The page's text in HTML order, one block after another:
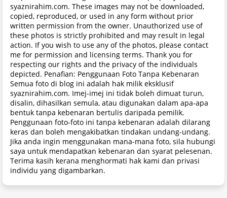
syaznirahim.com. These images may not be downloaded,
copied, reproduced, or used in any form without prior
written permission from the owner. Unauthorized use of
these photos is strictly prohibited and may result in legal
action. If you wish to use any of the photos, please contact
me for permission and licensing terms. Thank you for
respecting our rights and the privacy of the individuals
depicted. Penafian: Penggunaan Foto Tanpa Kebenaran
Semua foto di blog ini adalah hak milik eksklusif
syaznirahim.com. Imej-imej ini tidak boleh dimuat turun,
disalin, dihasilkan semula, atau digunakan dalam apa-apa
bentuk tanpa kebenaran bertulis daripada pemilik.
Penggunaan foto-foto ini tanpa kebenaran adalah dilarang
keras dan boleh mengakibatkan tindakan undang-undang.
Jika anda ingin menggunakan mana-mana foto, sila hubungi
saya untuk mendapatkan kebenaran dan syarat pelesenan.
Terima kasih kerana menghormati hak kami dan privasi
individu yang digambarkan.